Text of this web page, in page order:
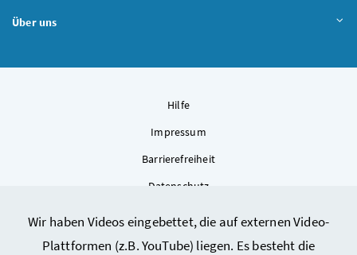
Wir haben Videos eingebettet, die auf externen Video-
Plattformen (z.B. YouTube) liegen. Es besteht die
Über uns
Hilfe
Impressum
Barrierefreiheit
Datenschutz
Sitemap